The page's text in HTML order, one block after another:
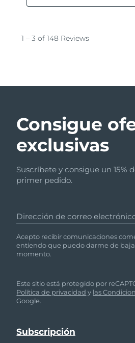
Consigue
exclusivas
Suscríbete y consigue un 15%
primer pedido.
Dirección de correo
Acepto recibir comunicaciones
entiendo que puedo darme de
momento.
Este sitio está protegido por
Política de privacidad y las
Google.